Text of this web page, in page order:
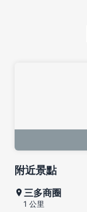
附近景點
三多商圈
1 公里